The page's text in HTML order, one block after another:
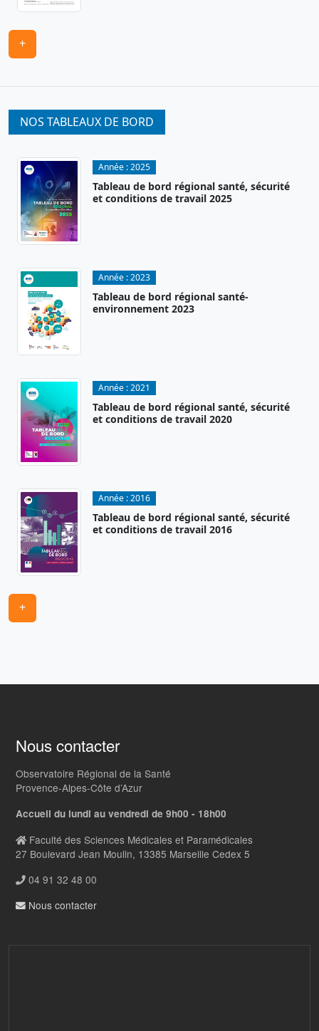
+
NOS TABLEAUX DE BORD
Année :2025
Tableau de bord régional santé, sécurité
et conditions de travail 2025
Année :2023
Tableau de bord régional santé-
environnement 2023
Année :2021
Tableau de bord régional santé, sécurité
et conditions de travail 2020
Année :2016
Tableau de bord régional santé, sécurité
et conditions de travail 2016
+
Nous contacter
Observatoire Régional de la Santé
Provence-Alpes-Côte d’Azur
Accueil du lundi au vendredi de 9h00 - 18h00
Faculté des Sciences Médicales et Paramédicales
27 Boulevard Jean Moulin, 13385 Marseille Cedex 5
04 91 32 48 00
Nous contacter